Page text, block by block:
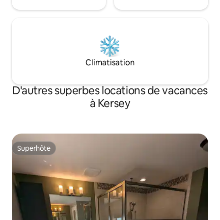
Climatisation
D'autres superbes locations de vacances
à Kersey
Superhôte
Superhôte